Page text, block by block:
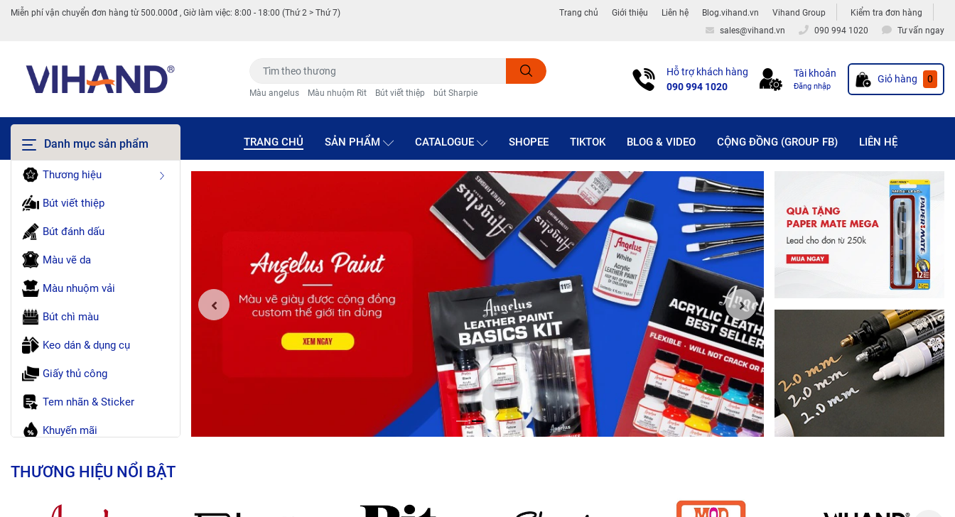
Miễn phí vận chuyển đơn hàng từ 500.000đ , Giờ làm việc: 8:00 - 18:00 (Thứ 2 > Thứ 7) Trang chủ Giới thiệu Liên hệ Blog.vihand.vn Vihand Group
Kiểm tra đơn hàng
sales@vihand.vn
090 994 1020 Tư vấn ngay
Màu angelus Màu nhuộm Rit Bút viết thiệp bút Sharpie
Hỗ trợ khách hàng
090 994 1020
Tài khoản
Đăng nhập
Giỏ hàng 0
Danh mục sản phẩm TRANG CHỦ SẢN PHẨM CATALOGUE SHOPEE TIKTOK BLOG & VIDEO CỘNG ĐỒNG (GROUP FB) LIÊN HỆ
Thương hiệu
Bút viết thiệp
Bút đánh dấu
Màu vẽ da
Màu nhuộm vải
Bút chì màu
Keo dán & dụng cụ
Giấy thủ công
Tem nhãn & Sticker
Khuyến mãi
THƯƠNG HIỆU NỔI BẬT